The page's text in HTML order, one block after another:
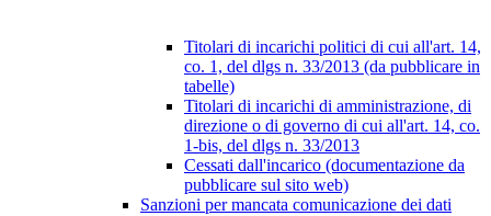
Titolari di incarichi politici di cui all'art. 14,
co. 1, del dlgs n. 33/2013 (da pubblicare in
tabelle)
Titolari di incarichi di amministrazione, di
direzione o di governo di cui all'art. 14, co.
1-bis, del dlgs n. 33/2013
Cessati dall'incarico (documentazione da
pubblicare sul sito web)
Sanzioni per mancata comunicazione dei dati